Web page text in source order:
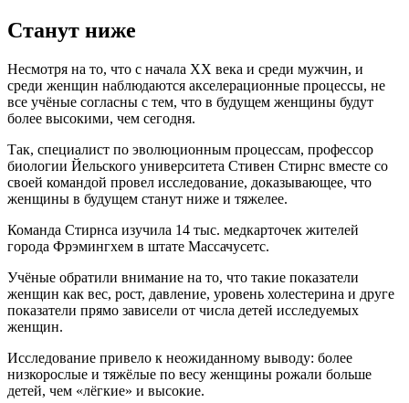
Станут ниже
Несмотря на то, что с начала XX века и среди мужчин, и
среди женщин наблюдаются акселерационные процессы, не
все учёные согласны с тем, что в будущем женщины будут
более высокими, чем сегодня.
Так, специалист по эволюционным процессам, профессор
биологии Йельского университета Стивен Стирнс вместе со
своей командой провел исследование, доказывающее, что
женщины в будущем станут ниже и тяжелее.
Команда Стирнса изучила 14 тыс. медкарточек жителей
города Фрэмингхем в штате Массачусетс.
Учёные обратили внимание на то, что такие показатели
женщин как вес, рост, давление, уровень холестерина и друге
показатели прямо зависели от числа детей исследуемых
женщин.
Исследование привело к неожиданному выводу: более
низкорослые и тяжёлые по весу женщины рожали больше
детей, чем «лёгкие» и высокие.